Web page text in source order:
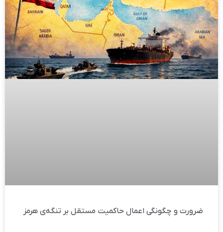
ضرورت و چگونگی اعمال حاکمیت مستقل بر تنگه‌ی هرمز